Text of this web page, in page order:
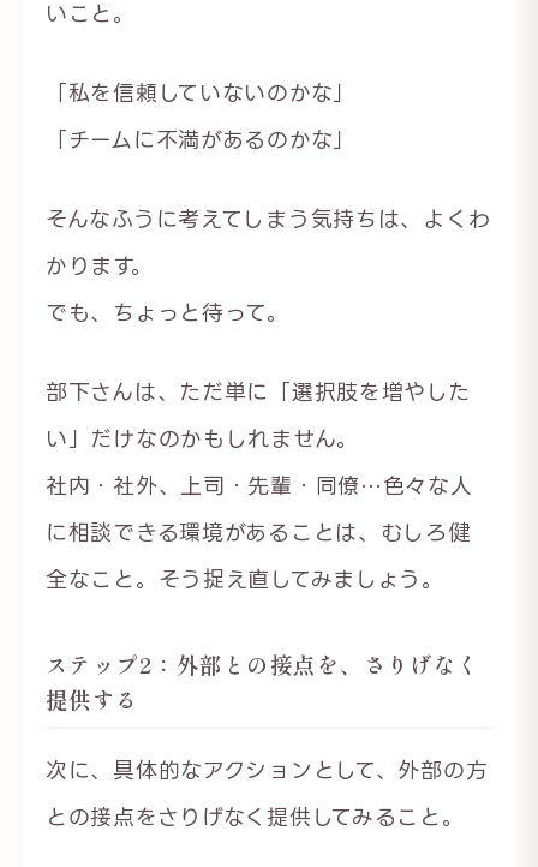
いこと。
「私を信頼していないのかな」
「チームに不満があるのかな」
そんなふうに考えてしまう気持ちは、よくわ
かります。
でも、ちょっと待って。
部下さんは、ただ単に「選択肢を増やした
い」だけなのかもしれません。
社内・社外、上司・先輩・同僚…色々な人
に相談できる環境があることは、むしろ健
全なこと。そう捉え直してみましょう。
ステップ2：外部との接点を、さりげなく
提供する
次に、具体的なアクションとして、外部の方
との接点をさりげなく提供してみること。